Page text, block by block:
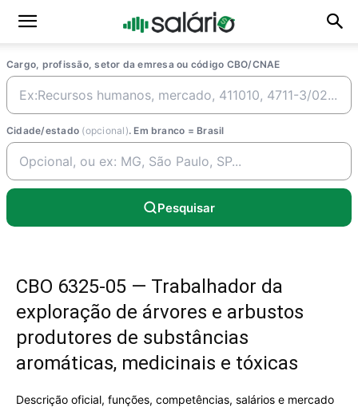
Cargo, profissão, setor da emresa ou código CBO/CNAE
Cidade/estado (opcional). Em branco = Brasil
Pesquisar
CBO 6325-05 — Trabalhador da
exploração de árvores e arbustos
produtores de substâncias
aromáticas, medicinais e tóxicas
Descrição oficial, funções, competências, salários e mercado